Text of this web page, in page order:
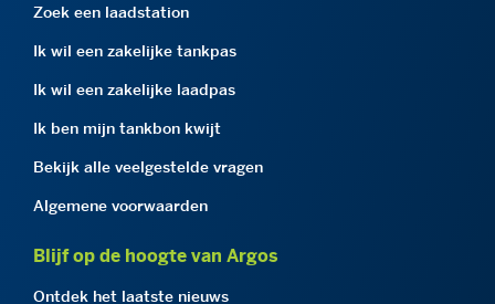
Zoek een laadstation
Ik wil een zakelijke tankpas
Ik wil een zakelijke laadpas
Ik ben mijn tankbon kwijt
Bekijk alle veelgestelde vragen
Algemene voorwaarden
Blijf op de hoogte van Argos
Ontdek het laatste nieuws